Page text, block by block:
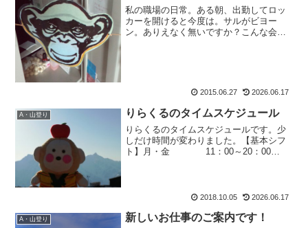
ムート・ジオンヘッドバンド
私の職場の日常。ある朝、出勤してロッ
カーを開けると今度は。サルがビヨー
ン。ありえなく無いですか？こんな会
2015.06.27 2026.06.17
A・山登り りらくるのタイムスケジュール
りらくるのタイムスケジュールです。少
しだけ時間が変わりました。【基本シフ
ト】月・金 11：00～20：00
2018.10.05 2026.06.17
A・山登り 新しいお仕事のご案内です！